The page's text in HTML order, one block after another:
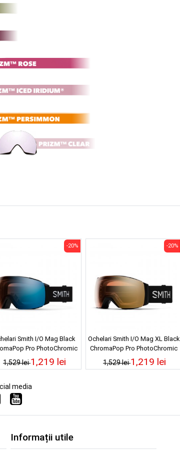
Smith I/O Mag Black
Pro PhotoChromic
Blue Mirror 24/25
1,529 lei
-20%
1,219 lei
Ochelari Smith I/O Mag XL Black
ChromaPop Pro PhotoChromic
Gold Mirror 24/25
1,529 lei
-20%
1,219 lei
media
Informații utile